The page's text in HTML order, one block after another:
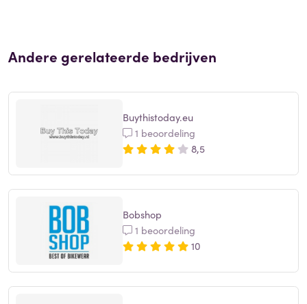
Andere gerelateerde bedrijven
Buythistoday.eu
1 beoordeling
8,5
Bobshop
1 beoordeling
10